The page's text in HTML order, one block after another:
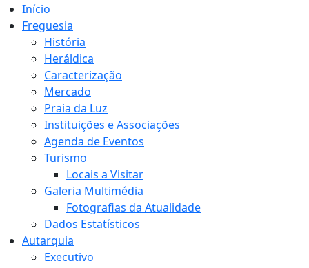
Início
Freguesia
História
Heráldica
Caracterização
Mercado
Praia da Luz
Instituições e Associações
Agenda de Eventos
Turismo
Locais a Visitar
Galeria Multimédia
Fotografias da Atualidade
Dados Estatísticos
Autarquia
Executivo